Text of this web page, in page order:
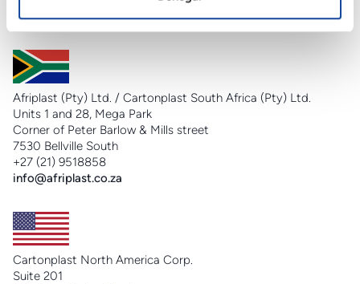
info@cartonplast.com.br
Afriplast (Pty) Ltd. / Cartonplast South Africa (Pty) Ltd.
Units 1 and 28, Mega Park
Corner of Peter Barlow & Mills street
7530 Bellville South
+27 (21) 9518858
info@afriplast.co.za
Cartonplast North America Corp.
Suite 201